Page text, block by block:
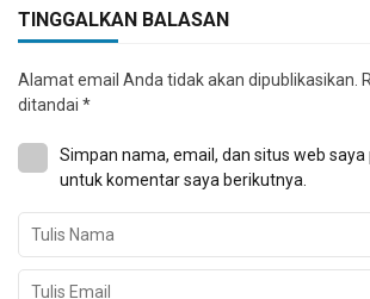
TINGGALKAN BALASAN
Alamat email Anda tidak akan dipublikasikan.
ditandai *
Simpan nama, email, dan situs web
untuk komentar saya berikutnya.